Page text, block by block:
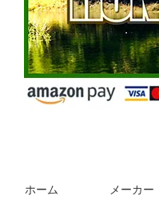
ホーム メーカー